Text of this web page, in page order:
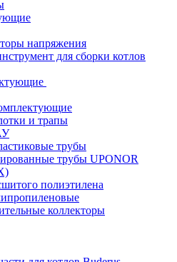
напряжения
для сборки котлов
и трапы
трубы
трубы UPONOR
полиэтилена
коллекторы